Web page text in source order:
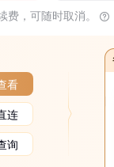
费，可随时取消。
看
连
询